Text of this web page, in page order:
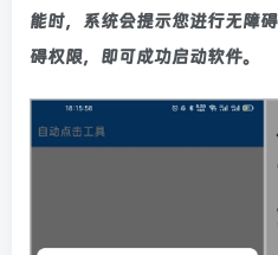
能时，系统会提示您进行无障
碍权限，即可成功启动软件。